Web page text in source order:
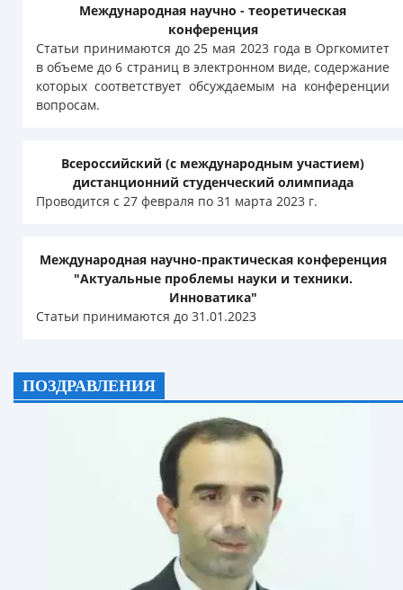
Международная научно - теоретическая
конференция
Статьи принимаются до 25 мая 2023 года в Оргкомитет
в объеме до 6 страниц в электронном виде, содержание
которых соответствует обсуждаемым на конференции
вопросам.
Всероссийский (с международным участием)
дистанционний студенческий олимпиада
Проводится с 27 февраля по 31 марта 2023 г.
Международная научно-практическая конференция
"Актуальные проблемы науки и техники.
Инноватика"
Статьи принимаются до 31.01.2023
ПОЗДРАВЛЕНИЯ